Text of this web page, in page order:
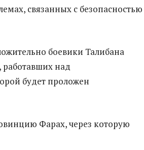
связанных с безопасностью
боевики Талибана
работавших над
будет проложен
Фарах, через которую